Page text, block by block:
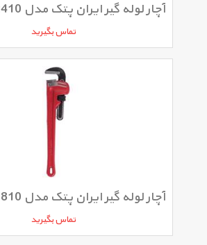
تماس بگیرید
تماس بگیرید